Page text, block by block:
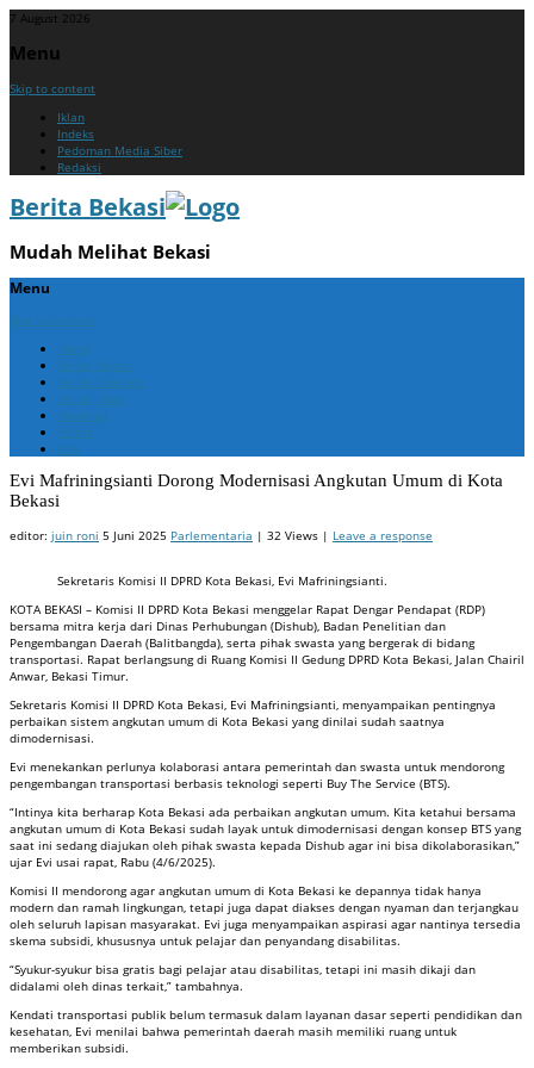
7 August 2026
Menu
Skip to content
Iklan
Indeks
Pedoman Media Siber
Redaksi
Berita Bekasi
Mudah Melihat Bekasi
Menu
Skip to content
Home
Berita Bekasi
Berita Cikarang
Berita Jabar
Nasional
Politik
ADV
Evi Mafriningsianti Dorong Modernisasi Angkutan Umum di Kota
Bekasi
editor: juin roni 5 Juni 2025 Parlementaria | 32 Views | Leave a response
Sekretaris Komisi II DPRD Kota Bekasi, Evi Mafriningsianti.
KOTA BEKASI – Komisi II DPRD Kota Bekasi menggelar Rapat Dengar Pendapat (RDP)
bersama mitra kerja dari Dinas Perhubungan (Dishub), Badan Penelitian dan
Pengembangan Daerah (Balitbangda), serta pihak swasta yang bergerak di bidang
transportasi. Rapat berlangsung di Ruang Komisi II Gedung DPRD Kota Bekasi, Jalan Chairil
Anwar, Bekasi Timur.
Sekretaris Komisi II DPRD Kota Bekasi, Evi Mafriningsianti, menyampaikan pentingnya
perbaikan sistem angkutan umum di Kota Bekasi yang dinilai sudah saatnya
dimodernisasi.
Evi menekankan perlunya kolaborasi antara pemerintah dan swasta untuk mendorong
pengembangan transportasi berbasis teknologi seperti Buy The Service (BTS).
“Intinya kita berharap Kota Bekasi ada perbaikan angkutan umum. Kita ketahui bersama
angkutan umum di Kota Bekasi sudah layak untuk dimodernisasi dengan konsep BTS yang
saat ini sedang diajukan oleh pihak swasta kepada Dishub agar ini bisa dikolaborasikan,”
ujar Evi usai rapat, Rabu (4/6/2025).
Komisi II mendorong agar angkutan umum di Kota Bekasi ke depannya tidak hanya
modern dan ramah lingkungan, tetapi juga dapat diakses dengan nyaman dan terjangkau
oleh seluruh lapisan masyarakat. Evi juga menyampaikan aspirasi agar nantinya tersedia
skema subsidi, khususnya untuk pelajar dan penyandang disabilitas.
“Syukur-syukur bisa gratis bagi pelajar atau disabilitas, tetapi ini masih dikaji dan
didalami oleh dinas terkait,” tambahnya.
Kendati transportasi publik belum termasuk dalam layanan dasar seperti pendidikan dan
kesehatan, Evi menilai bahwa pemerintah daerah masih memiliki ruang untuk
memberikan subsidi.